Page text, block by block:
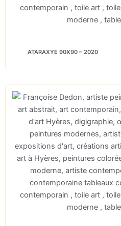
ATARAXYE 90X90 – 2020